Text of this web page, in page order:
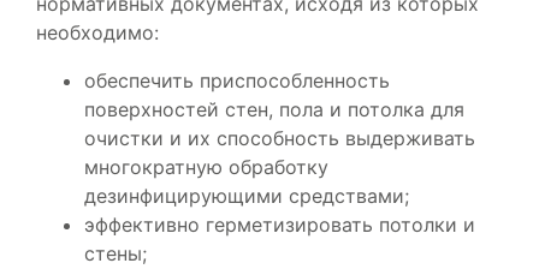
необходимо:
обеспечить приспособленность
поверхностей стен, пола и потолка для
очистки и их способность выдерживать
многократную обработку
дезинфицирующими средствами;
эффективно герметизировать потолки и
стены;